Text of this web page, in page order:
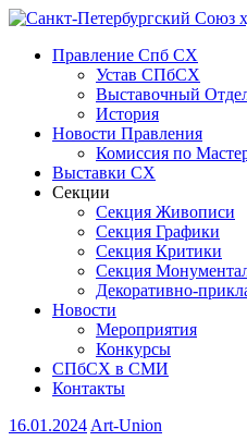
Правление Спб СХ
Устав СПбСХ
Выставочный
История
Новости Правления
Комиссия по
Выставки СХ
Секции
Секция Живописи
Секция Графики
Секция Критики
Секция
Декоративно-
Новости
Мероприятия
Конкурсы
СПбСХ в СМИ
Контакты
16.01.2024 Art-Union